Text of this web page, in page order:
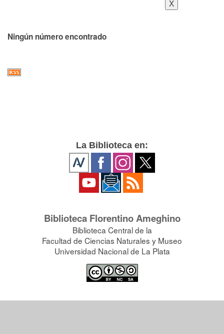
Ningún número encontrado
La Biblioteca en:
Biblioteca Florentino Ameghino
Biblioteca Central de la
Facultad de Ciencias Naturales y Museo
Universidad Nacional de La Plata